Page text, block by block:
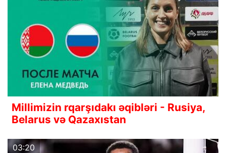
Millimizin rqarşıdakı əqibləri - Rusiya,
Belarus və Qazaxıstan
03:20